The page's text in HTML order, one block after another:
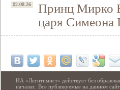
02.08.26
Принц Мирко
царя Симеона
ИА «Легитимист» действует без
началах. Все публикуемые на данном